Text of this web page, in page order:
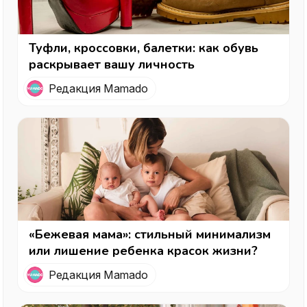
Туфли, кроссовки, балетки: как обувь
раскрывает вашу личность
Редакция Mamado
«Бежевая мама»: стильный минимализм
или лишение ребенка красок жизни?
Редакция Mamado